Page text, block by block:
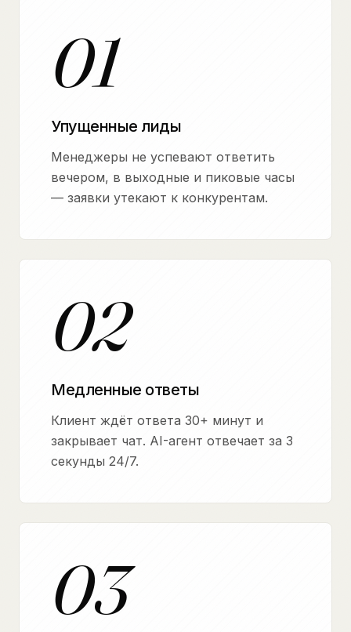
01
Упущенные лиды
Менеджеры не успевают ответить
вечером, в выходные и пиковые часы
— заявки утекают к конкурентам.
02
Медленные ответы
Клиент ждёт ответа 30+ минут и
закрывает чат. AI-агент отвечает за 3
секунды 24/7.
03